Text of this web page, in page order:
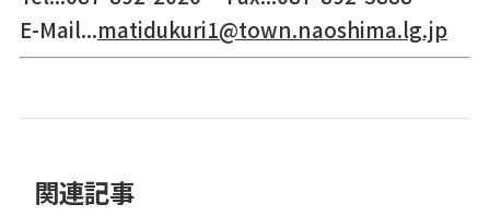
E-Mail...matidukuri1@town.naoshima.lg.jp
関連記事